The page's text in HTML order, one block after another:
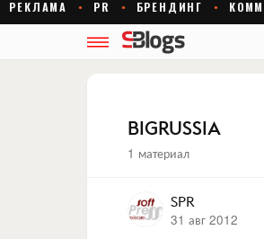
BIGRUSSIA
1 материал
SPR
31 авг 2012